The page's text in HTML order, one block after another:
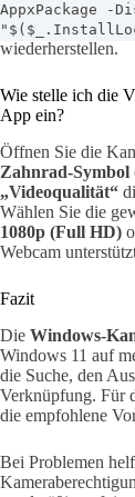
AppxPackage -
wiederherstellen.
Wie stelle ich die
App ein?
Öffnen Sie die
Zahnrad-Symbol
„Videoqualität“
Wählen Sie die
1080p (Full HD)
Webcam
Fazit
Die Windows-
Windows 11 auf
die Suche, den
Verknüpfung. Für
die empfohlene
Bei Problemen